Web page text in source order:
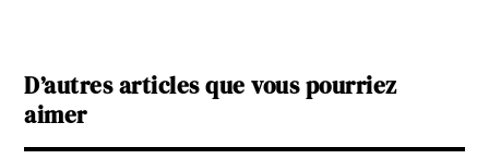
D’autres articles que vous pourriez
aimer